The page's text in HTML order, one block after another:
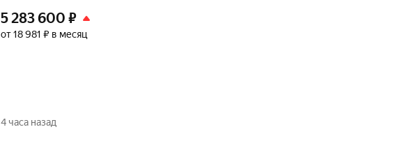
5 283 600 ₽
от 18 981 ₽ в месяц
4 часа назад